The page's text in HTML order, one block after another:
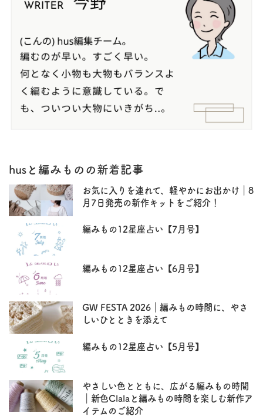
husと編みものの新着記事
お気に入りを連れて、軽やかにお出かけ｜8
月7日発売の新作キットをご紹介！
編みもの12星座占い【7月号】
編みもの12星座占い【6月号】
GW FESTA 2026｜編みもの時間に、やさ
しいひとときを添えて
編みもの12星座占い【5月号】
やさしい色とともに、広がる編みもの時間
｜新色Clalaと編みもの時間を楽しむ新作ア
イテムのご紹介